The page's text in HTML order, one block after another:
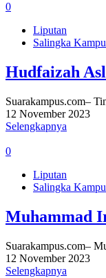
0
Liputan
Salingka
Hudfaizah
Suarakampus.com–
12 November 2023
Selengkapnya
0
Liputan
Salingka
Muhammad
Suarakampus.com–
12 November 2023
Selengkapnya